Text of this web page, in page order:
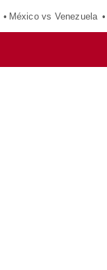
México vs Venezuela